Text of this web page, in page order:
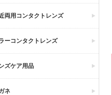
両用コンタクトレンズ
ーコンタクトレンズ
ズケア用品
ネ